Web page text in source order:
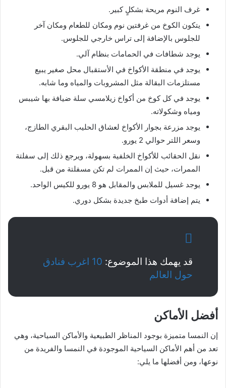
غرف النوم مريحة بشكلٍ كبير.
يتكون الكوخ من غرفتين نوم ومكان للطعام ومكان آخر
للجلوس بالإضافة إلى تراس خارجي للجلوس.
يوجد شطافات في الحمامات بنظام آلي.
يوجد في منطقة الأكواخ في الأستقبال محل صغير يبيع
مستلزمات البقالة مثل المشروبات والمياه وما شابه.
يوجد في كل كوخ من أكواخ زيلامسي سلة ضيافة بها شيبس
ومياه وشكولاته.
يوجد مزرعة بجوار الأكواخ لعشاق الحليب البقري الطازج،
وسعر اللتر حوالي 2 يورو.
نقل الحقائب للأكواخ الخلفية بسهولة، ويرجع ذلك إلى سفلتة
الممرات، حيث إن الممرات لم تكن مسفلتة من قبل.
يوجد غسيل للملابس والمقابل هو 8 يورو للكيس الواحد.
يتم إضافة أدوات طبخ جديدة بشكل دوري.
قد يهمك هذا الموضوع:
10 اغرب فنادق
حول العالم
أفضل الأماكن
إن النمسا متميزة بوجود المناظر الطبيعية والأماكن السياحية، وهي
تعد من أهم الأماكن السياحية الموجودة في النمسا والفريدة من
نوعها، ومن أفضلها ما يلي: